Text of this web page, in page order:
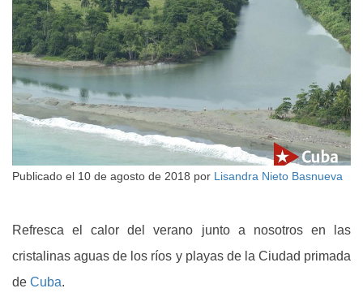
Publicado el 10 de agosto de 2018 por Lisandra Nieto Basnueva
Refresca el calor del verano junto a nosotros en las
cristalinas aguas de los ríos y playas de la Ciudad primada
de Cuba.